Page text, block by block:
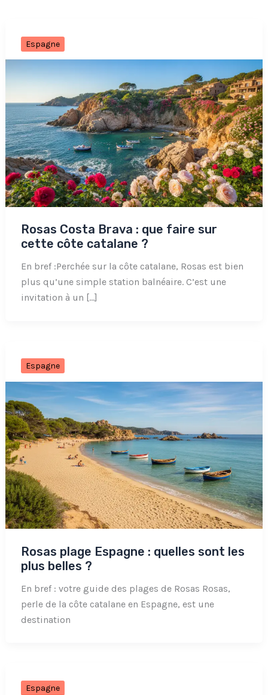
Espagne
Rosas Costa Brava : que faire sur
cette côte catalane ?
En bref :Perchée sur la côte catalane, Rosas est bien
plus qu’une simple station balnéaire. C’est une
invitation à un […]
Espagne
Rosas plage Espagne : quelles sont les
plus belles ?
En bref : votre guide des plages de Rosas Rosas,
perle de la côte catalane en Espagne, est une
destination
Espagne